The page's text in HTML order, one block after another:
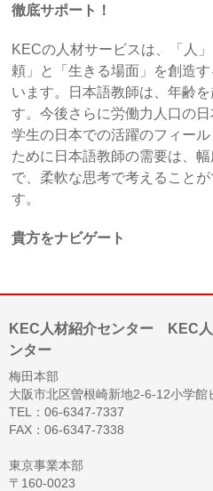
徹底サポート！
KECの人材サービスは、「人
頼」と「生きる場面」を創造
います。日本語教師は、年齢
す。今後さらに労働力人口の
学生の日本での活躍のフィー
ために日本語教師の需要は、
で、柔軟な思考で考えること
す。
貴方をナビゲート
KEC人材紹介センター KEC
ンター
梅田本部
大阪市北区曽根崎新地2-6-12小学館
TEL：06-6347-7337
FAX：06-6347-7338
東京事業本部
〒160-0023